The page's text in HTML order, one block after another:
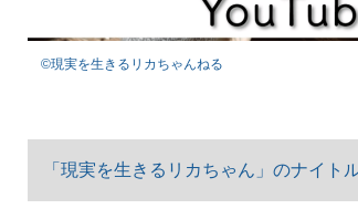
©現実を生きるリカちゃんねる
「現実を生きるリカちゃん」のナイト